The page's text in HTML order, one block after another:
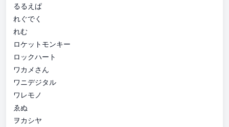
るるえぱ
れぐでく
れむ
ロケットモンキー
ロックハート
ワカメさん
ワニデジタル
ワレモノ
ゑぬ
ヲカシヤ